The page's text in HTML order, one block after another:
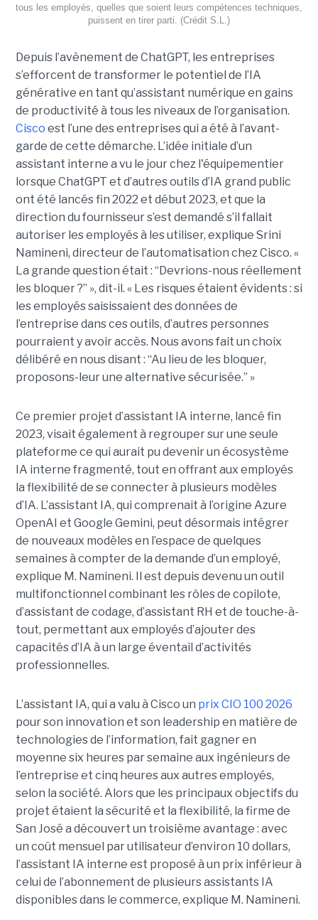
tous les employés, quelles que soient leurs compétences techniques,
puissent en tirer parti. (Crédit S.L.)
Depuis l’avènement de ChatGPT, les entreprises
s’efforcent de transformer le potentiel de l’IA
générative en tant qu’assistant numérique en gains
de productivité à tous les niveaux de l’organisation.
Cisco est l’une des entreprises qui a été à l’avant-
garde de cette démarche. L’idée initiale d’un
assistant interne a vu le jour chez l'équipementier
lorsque ChatGPT et d’autres outils d’IA grand public
ont été lancés fin 2022 et début 2023, et que la
direction du fournisseur s’est demandé s’il fallait
autoriser les employés à les utiliser, explique Srini
Namineni, directeur de l’automatisation chez Cisco. «
La grande question était : “Devrions-nous réellement
les bloquer ?” », dit-il. « Les risques étaient évidents : si
les employés saisissaient des données de
l’entreprise dans ces outils, d’autres personnes
pourraient y avoir accès. Nous avons fait un choix
délibéré en nous disant : “Au lieu de les bloquer,
proposons-leur une alternative sécurisée.” »
Ce premier projet d’assistant IA interne, lancé fin
2023, visait également à regrouper sur une seule
plateforme ce qui aurait pu devenir un écosystème
IA interne fragmenté, tout en offrant aux employés
la flexibilité de se connecter à plusieurs modèles
d’IA. L’assistant IA, qui comprenait à l’origine Azure
OpenAI et Google Gemini, peut désormais intégrer
de nouveaux modèles en l’espace de quelques
semaines à compter de la demande d’un employé,
explique M. Namineni. Il est depuis devenu un outil
multifonctionnel combinant les rôles de copilote,
d’assistant de codage, d’assistant RH et de touche-à-
tout, permettant aux employés d’ajouter des
capacités d’IA à un large éventail d’activités
professionnelles.
L’assistant IA, qui a valu à Cisco un prix CIO 100 2026
pour son innovation et son leadership en matière de
technologies de l’information, fait gagner en
moyenne six heures par semaine aux ingénieurs de
l’entreprise et cinq heures aux autres employés,
selon la société. Alors que les principaux objectifs du
projet étaient la sécurité et la flexibilité, la firme de
San José a découvert un troisième avantage : avec
un coût mensuel par utilisateur d’environ 10 dollars,
l’assistant IA interne est proposé à un prix inférieur à
celui de l’abonnement de plusieurs assistants IA
disponibles dans le commerce, explique M. Namineni.